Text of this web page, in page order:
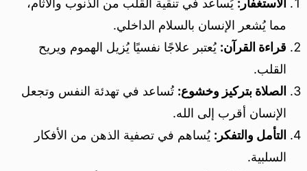
الاستغفار: يُساعد في تنقية القلب من الذنوب والآثام،
مما يُشعر الإنسان بالسلام الداخلي.
قراءة القرآن: يُعتبر علاجًا نفسيًا يُزيل الهموم ويريح
القلب.
الصلاة بتركيز وخشوع: تُساعد في تهدئة النفس وتجعل
الإنسان أقرب إلى الله.
التأمل والتفكر: يُساهم في تصفية الذهن من الأفكار
السلبية.